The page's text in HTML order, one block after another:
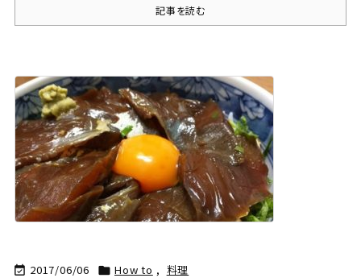
記事を読む
 2017/06/06  How to , 料理